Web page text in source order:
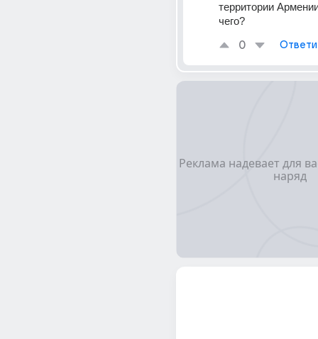
территории
чего?
0